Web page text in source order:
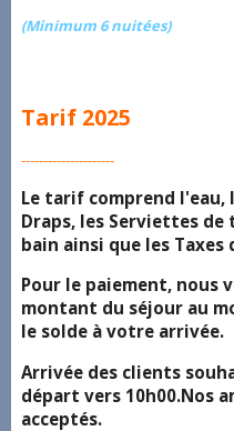
(Minimum 6 nuitées)
Tarif 2025
---------------------
Le tarif comprend
Draps, les Serviettes
bain ainsi que les Taxes
Pour le paiement, nous
montant du séjour au
le solde à votre arrivée.
Arrivée des clients
départ vers 10h00.Nos
acceptés.